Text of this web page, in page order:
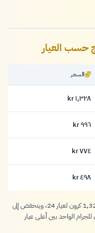
حسب العيار
السعر
١,٣٢٨ كرون
١,٣٢٨ kr
٩٩٦ كرون
٩٩٦ kr
٧٧٤ كرون
٧٧٤ kr
٤٩٨ كرون
٤٩٨ kr
يبدأ سعر جرام الذهب اليوم في النرويج من 1,327.56 كرون لعيار 24، وينخفض إلى
لعيار 9 — أي بفارق 829.72 كرون للجرام الواحد بين أعلى عيار